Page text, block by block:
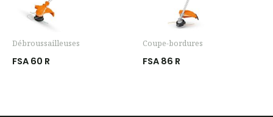
Débroussailleuses
FSA 60 R
Coupe-bordures
FSA 86 R